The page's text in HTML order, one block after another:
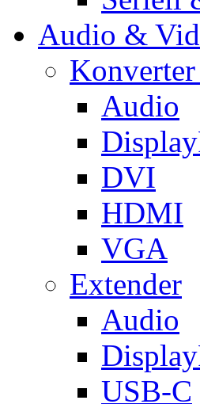
Audio &
Audio
DVI
HDMI
VGA
Extender
Audio
USB-C